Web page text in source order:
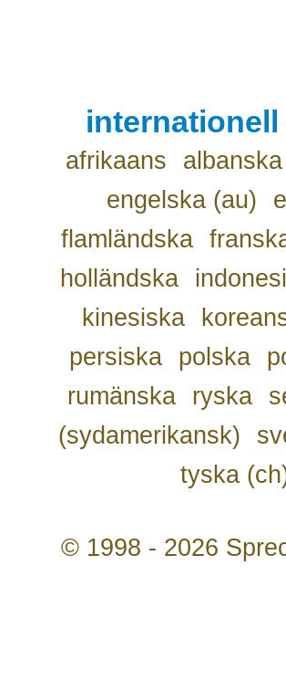
internationell
afrikaans albanska
engelska (au)
flamländska
holländska
kinesiska
persiska
polska
rumänska
ryska
(sydamerikansk)
tyska
© 1998 - 2026